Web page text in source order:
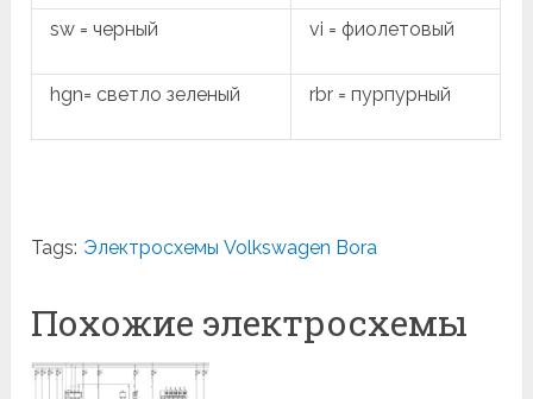
sw = черный vi = фиолетовый
hgn= светло зеленый rbr = пурпурный
Tags: Электросхемы Volkswagen Bora
Похожие электросхемы